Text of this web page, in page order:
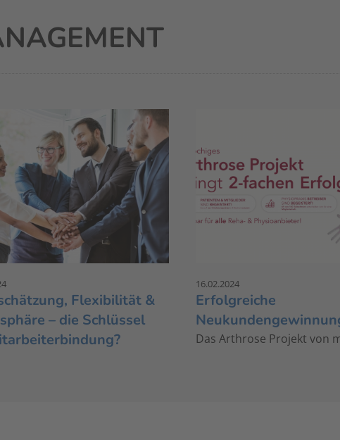
Flexibilität &
– die Schlüssel
16.02.2024
Erfolgreiche
Das Arthrose Projekt von